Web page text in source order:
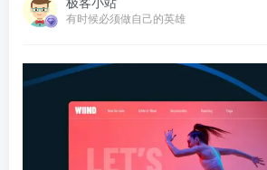
有时候必须做自己的英雄